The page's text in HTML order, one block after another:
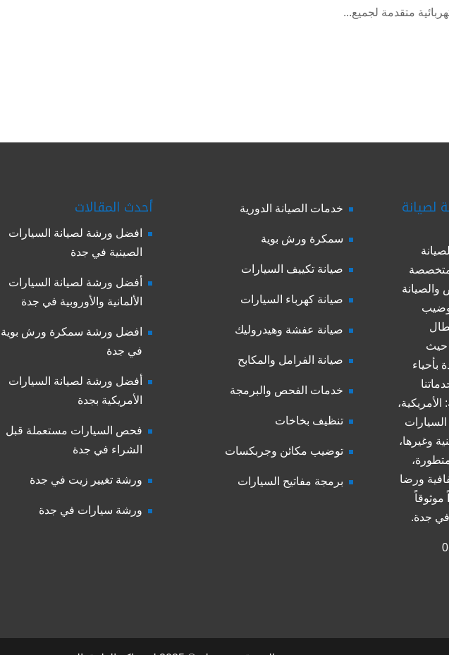
متقدمة لجميع...
لصيانة
حيث
بأحياء
السيارات
وغيرها،
ورضا
موثوقاً
في جدة.
خدمات الصيانة الدورية
سمكرة ورش بوية
صيانة تكييف السيارات
صيانة كهرباء السيارات
صيانة عفشة وهيدروليك
صيانة الفرامل والمكابح
خدمات الفحص والبرمجة
تنظيف بخاخات
توضيب مكائن وجربكسات
برمجة مفاتيح السيارات
أحدث المقالات
افضل ورشة لصيانة السيارات
الصينية في جدة
أفضل ورشة لصيانة السيارات
الألمانية والأوروبية في جدة
افضل ورشة سمكرة ورش بوية
في جدة
أفضل ورشة لصيانة السيارات
الأمريكية بجدة
فحص السيارات مستعملة قبل
الشراء في جدة
ورشة تغيير زيت في جدة
ورشة سيارات في جدة